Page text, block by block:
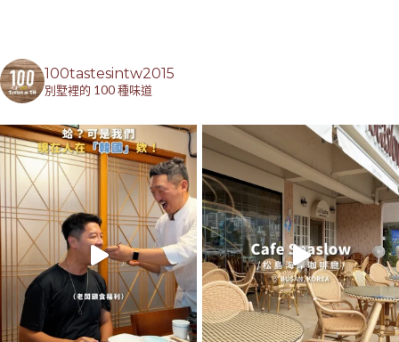
100tastesintw2015
別墅裡的 100 種味道